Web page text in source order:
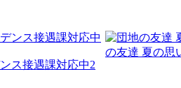
ス接遇課対応中2
の友達 夏の思